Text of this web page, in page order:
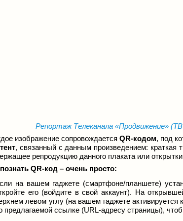
Репортаж Телеканала «Продвижение» (
изображение сопровождается QR-кодом, под
, связанный с данным произведением: краткая
репродукцию данного плаката или
QR-код – очень просто:
на вашем гаджете (смартфоне/планшете)
его (войдите в свой аккаунт). На
левом углу (на вашем гаджете
предлагаемой ссылке (URL-адресу страницы),